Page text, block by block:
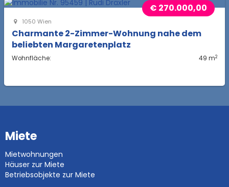
€ 270.000,00
1050 Wien
Charmante 2-Zimmer-Wohnung nahe dem
beliebten Margaretenplatz
Wohnfläche: 49 m2
Miete
Mietwohnungen
Häuser zur Miete
Betriebsobjekte zur Miete